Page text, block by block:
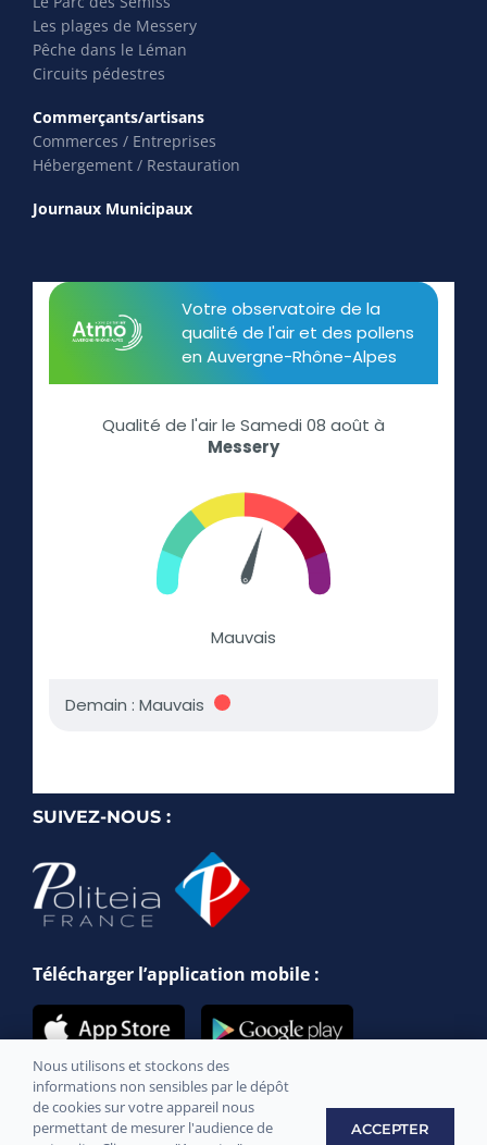
Les plages de Messery
Pêche dans le Léman
Circuits pédestres
Commerçants/artisans
Commerces / Entreprises
Hébergement / Restauration
Journaux Municipaux
SUIVEZ-NOUS :
Télécharger l’application mobile :
Nous utilisons et stockons des
informations non sensibles par le dépôt
de cookies sur votre appareil nous
permettant de mesurer l'audience de
ACCEPTER